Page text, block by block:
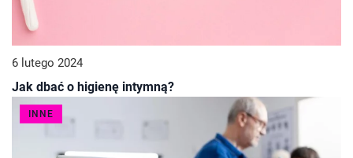
6 lutego 2024
Jak dbać o higienę intymną?
INNE